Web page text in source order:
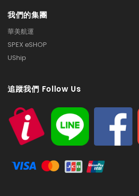
我們的集團
華美航運
SPEX eSHOP
UShip
追蹤我們 Follow Us